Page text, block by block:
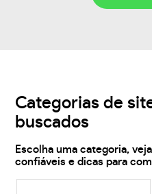
Categorias de
buscados
Escolha uma categoria,
confiáveis e dicas para